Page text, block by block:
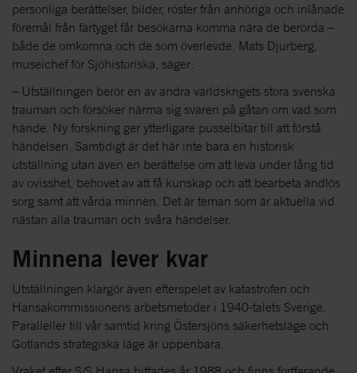
personliga berättelser, bilder, röster från anhöriga och inlånade
föremål från fartyget får besökarna komma nära de berörda –
både de omkomna och de som överlevde. Mats Djurberg,
museichef för Sjöhistoriska, säger:
– Utställningen berör en av andra världskrigets stora svenska
trauman och försöker närma sig svaren på gåtan om vad som
hände. Ny forskning ger ytterligare pusselbitar till att förstå
händelsen. Samtidigt är det här inte bara en historisk
utställning utan även en berättelse om att leva under lång tid
av ovisshet, behovet av att få kunskap och att bearbeta ändlös
sorg samt att vårda minnen. Det är teman som är aktuella vid
nästan alla trauman och svåra händelser.
Minnena lever kvar
Utställningen klargör även efterspelet av katastrofen och
Hansakommissionens arbetsmetoder i 1940-talets Sverige.
Paralleller till vår samtid kring Östersjöns säkerhetsläge och
Gotlands strategiska läge är uppenbara.